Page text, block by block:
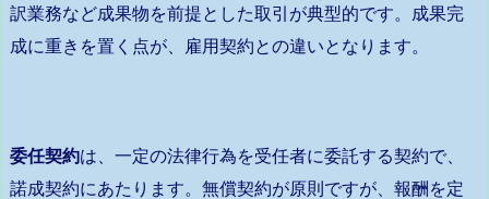
訳業務など成果物を前提とした取引が典型的です。成果完
成に重きを置く点が、雇用契約との違いとなります。
委任契約は、一定の法律行為を受任者に委託する契約で、
諾成契約にあたります。無償契約が原則ですが、報酬を定